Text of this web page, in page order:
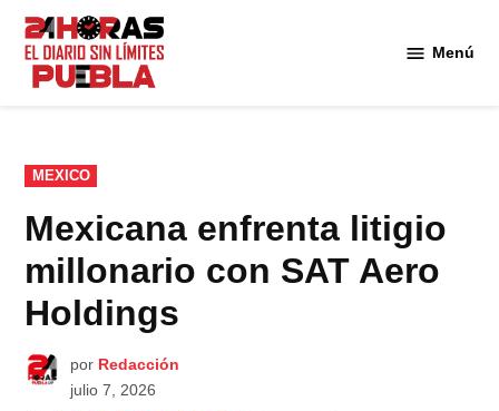
Saltar
contenido
Menú
PUBLICADO
EN
MEXICO
Mexicana enfrenta litigio
millonario con SAT Aero
Holdings
por Redacción
julio 7, 2026